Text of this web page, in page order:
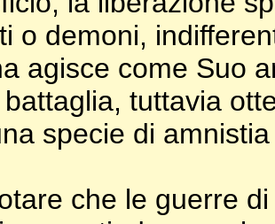
o demoni,
agisce come Suo
tuttavia
specie di
che le guerre